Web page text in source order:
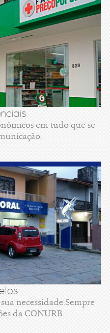
em tudo que se
necessidade.Sempre
da CONURB.